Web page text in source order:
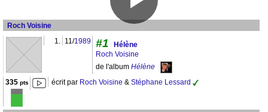
Roch Voisine
1. 11/1989 #1
Hélène
Roch Voisine
de l'album Hélène
335pts écrit par Roch Voisine & Stéphane Lessard